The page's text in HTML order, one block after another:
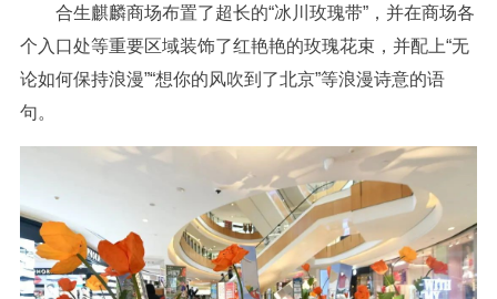
合生麒麟商场布置了超长的“冰川玫瑰带”，并在商场各
个入口处等重要区域装饰了红艳艳的玫瑰花束，并配上“无
论如何保持浪漫”“想你的风吹到了北京”等浪漫诗意的语
句。